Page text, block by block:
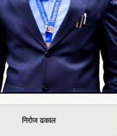
निरोज ढकाल